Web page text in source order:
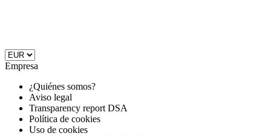
Empresa
¿Quiénes somos?
Aviso legal
Transparency report DSA
Política de cookies
Uso de cookies